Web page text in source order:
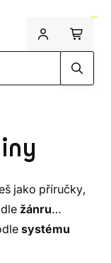
jako příručky,
žánru
systému